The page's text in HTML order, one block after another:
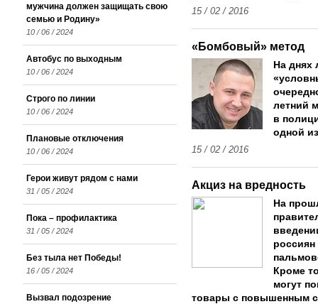
15 / 02 / 2016
«Бомбовый» метод
На днях
летний
в
одной
15 / 02 / 2016
Акциз на вредность
На
россиян
Кроме
могут
товары с повышенным
мужчина должен защищать свою
семью и Родину»
10 / 06 / 2024
Автобус по выходным
10 / 06 / 2024
Строго по линии
10 / 06 / 2024
Плановые отключения
10 / 06 / 2024
Герои живут рядом с нами
31 / 05 / 2024
Пока – профилактика
31 / 05 / 2024
Без тыла нет Победы!
16 / 05 / 2024
Вызвал подозрение